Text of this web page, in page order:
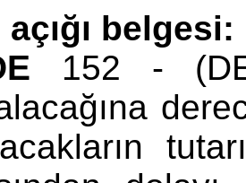
belgesi:
152 -